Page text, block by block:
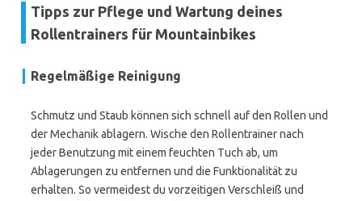
Tipps zur Pflege und Wartung deines
Rollentrainers für Mountainbikes
Regelmäßige Reinigung
Schmutz und Staub können sich schnell auf den Rollen und
der Mechanik ablagern. Wische den Rollentrainer nach
jeder Benutzung mit einem feuchten Tuch ab, um
Ablagerungen zu entfernen und die Funktionalität zu
erhalten. So vermeidest du vorzeitigen Verschleiß und